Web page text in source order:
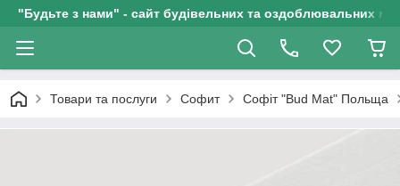
"Будьте з нами" - сайт будівельних та оздоблювальних
Товари та послуги Софит Софіт "Bud Mat" Польща